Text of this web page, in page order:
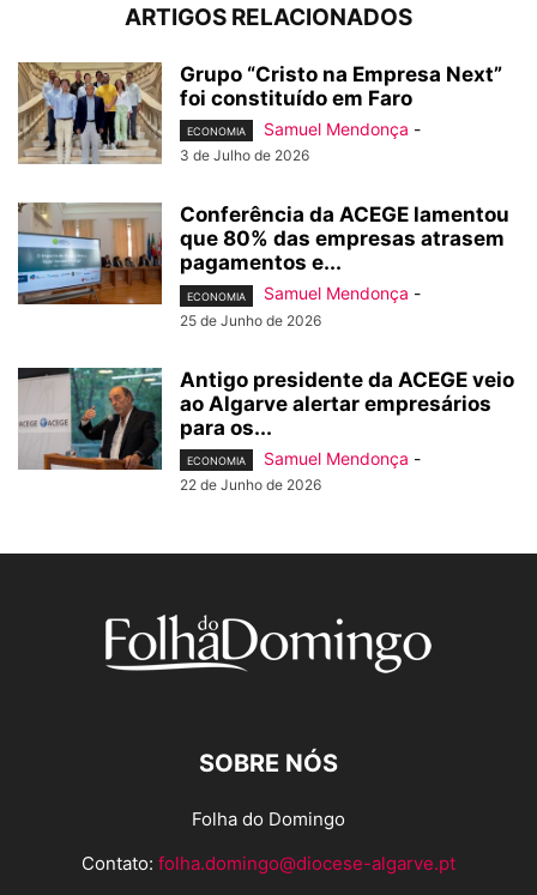
ARTIGOS RELACIONADOS
Grupo “Cristo na Empresa Next”
foi constituído em Faro
ECONOMIA Samuel Mendonça -
3 de Julho de 2026
Conferência da ACEGE lamentou
que 80% das empresas atrasem
pagamentos e...
ECONOMIA Samuel Mendonça -
25 de Junho de 2026
Antigo presidente da ACEGE veio
ao Algarve alertar empresários
para os...
ECONOMIA Samuel Mendonça -
22 de Junho de 2026
SOBRE NÓS
Folha do Domingo
Contato: folha.domingo@diocese-algarve.pt